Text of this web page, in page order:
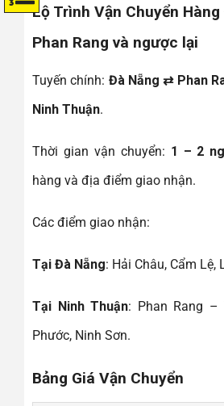
Lộ Trình Vận Chuyển
Phan Rang và ngược lại
Tuyến chính: Đà Nẵng ⇄ Phan
Ninh Thuận.
Thời gian vận chuyển: 1 – 2
hàng và địa điểm giao nhận.
Các điểm giao nhận:
Tại Đà Nẵng: Hải Châu, Cẩm Lệ,
Tại Ninh Thuận: Phan Rang –
Phước, Ninh Sơn.
Bảng Giá Vận Chuyển